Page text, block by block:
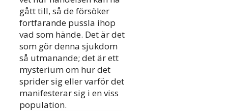
gått till, så de försöker
fortfarande pussla ihop
vad som hände. Det är det
som gör denna sjukdom
så utmanande; det är ett
mysterium om hur det
sprider sig eller varför det
manifesterar sig i en viss
population.